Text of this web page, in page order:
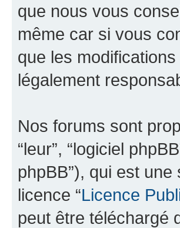
que nous vous
même car si vous
que les
légalement
Nos forums sont
“leur”, “logiciel
phpBB”), qui est
licence “Licence
peut être téléchargé